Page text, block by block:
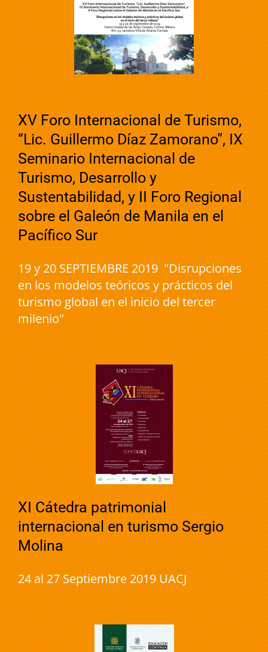
XV Foro Internacional de Turismo,
“Lic. Guillermo Díaz Zamorano”, IX
Seminario Internacional de
Turismo, Desarrollo y
Sustentabilidad, y II Foro Regional
sobre el Galeón de Manila en el
Pacífico Sur
19 y 20 SEPTIEMBRE 2019 "Disrupciones
en los modelos teóricos y prácticos del
turismo global en el inicio del tercer
milenio"
XI Cátedra patrimonial
internacional en turismo Sergio
Molina
24 al 27 Septiembre 2019 UACJ